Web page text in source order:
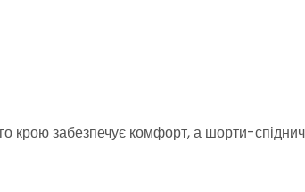
крою забезпечує комфорт, а шорти-